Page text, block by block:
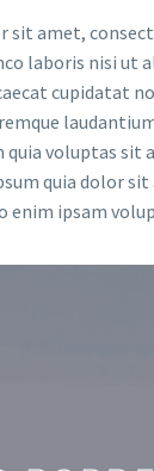
sit amet,
laboris nisi ut
cupidatat
voluptas sit
quia dolor
enim ipsam